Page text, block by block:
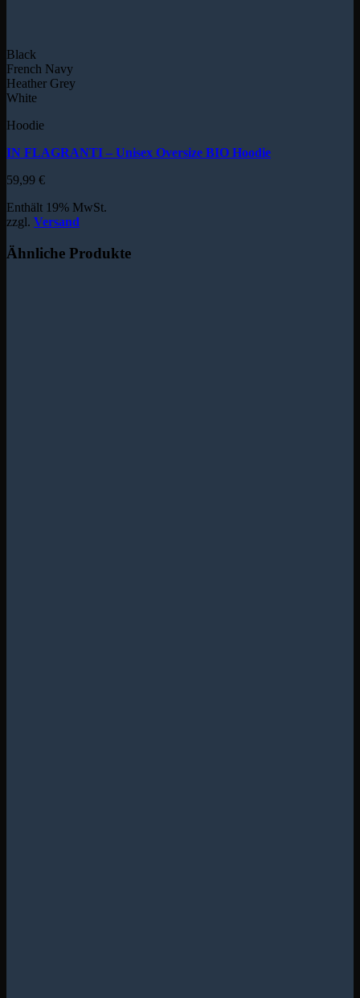
Black
French Navy
Heather Grey
White
Hoodie
IN FLAGRANTI – Unisex Oversize BIO Hoodie
59,99 €
Enthält 19% MwSt.
zzgl. Versand
Ähnliche Produkte